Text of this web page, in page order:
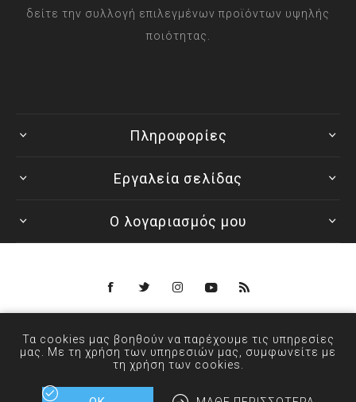
δείτε την συλλογή επιλεγμένων προϊόντων υψηλής
ποιότητας.
Πληροφορίες
Εργαλεία σελίδας
Ο λογαριασμός μου
© 2026 ANXIN - Designed by
Τα cookies μας βοηθούν να παρέχουμε τις υπηρεσίες
μας. Με τη χρήση των υπηρεσιών μας, συμφωνείτε με
τη χρήση των cookies.